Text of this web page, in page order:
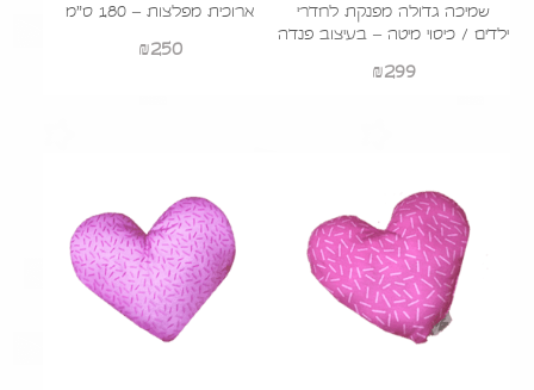
שמיכה גדולה מפנקת לחדרי
ילדים / כיסוי מיטה – בעיצוב פנדה
₪299
ארוכית מפלצות – 180 ס"מ
₪250